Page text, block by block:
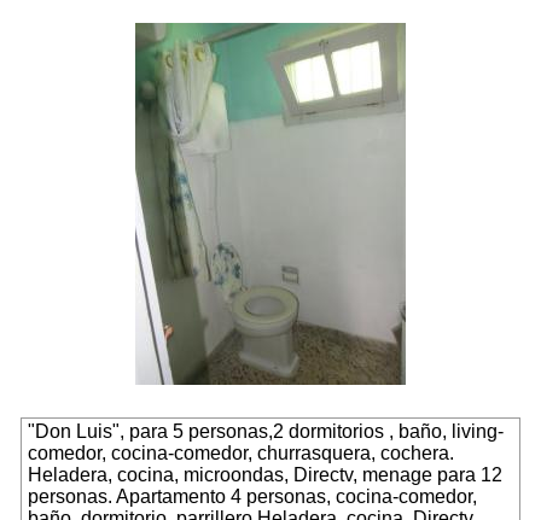
"Don Luis", para 5 personas,2 dormitorios , baño, living-
comedor, cocina-comedor, churrasquera, cochera.
Heladera, cocina, microondas, Directv, menage para 12
personas.Apartamento 4 personas, cocina-comedor,